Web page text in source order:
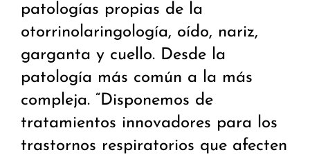
patologías propias de la
otorrinolaringología, oído, nariz,
garganta y cuello. Desde la
patología más común a la más
compleja. “Disponemos de
tratamientos innovadores para los
trastornos respiratorios que afecten